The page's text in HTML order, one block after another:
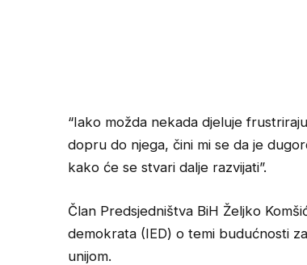
“Iako možda nekada djeluje
dopru do njega, čini mi se da je
kako će se stvari dalje razvijati”.
Član Predsjedništva BiH Željko
demokrata (IED) o temi budućnosti
unijom.